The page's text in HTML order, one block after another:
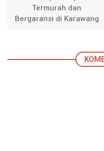
Termurah dan
Bergaransi di Karawang